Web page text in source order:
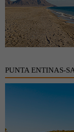
PUNTA ENTINAS-